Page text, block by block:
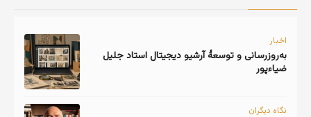
اخبار
به‌روزرسانی و توسعهٔ آرشیو دیجیتال استاد جلیل
ضیاءپور
نگاه دیگران